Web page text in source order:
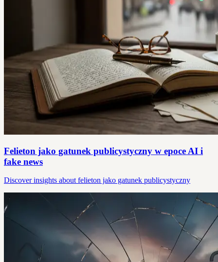
Felieton jako gatunek publicystyczny w epoce AI i
fake news
Discover insights about felieton jako gatunek publicystyczny